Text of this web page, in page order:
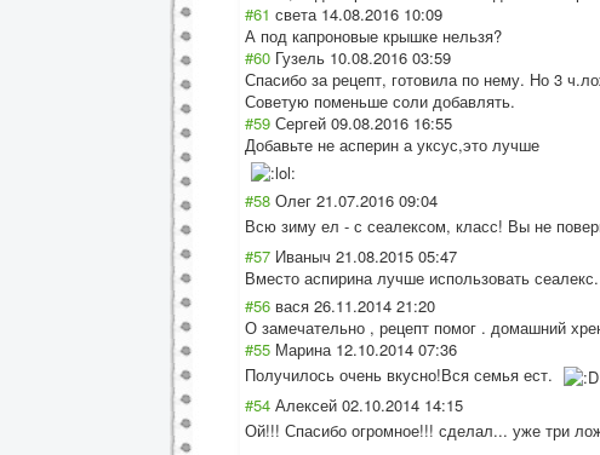
#61 света 14.08.2016 10:09
А под капроновые крышке нельзя?
#60 Гузель 10.08.2016 03:59
Спасибо за рецепт, готовила по нему. Но 3
Советую поменьше соли добавлять.
#59 Сергей 09.08.2016 16:55
Добавьте не асперин а уксус,это лучше
#58 Олег 21.07.2016 09:04
Всю зиму ел - с сеалексом, класс! Вы не
#57 Иваныч 21.08.2015 05:47
Вместо аспирина лучше использовать
#56 вася 26.11.2014 21:20
О замечательно , рецепт помог . домашний
#55 Марина 12.10.2014 07:36
Получилось очень вкусно!Вся семья ест.
#54 Алексей 02.10.2014 14:15
Ой!!! Спасибо огромное!!! сделал... уже три